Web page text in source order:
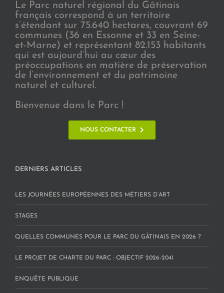
Le Parc naturel régional du Gâtinais
français correspond à un territoire
s’étendant sur 75.640 hectares, couvrant 69
communes (36 en Essonne et 33 en Seine-
et-Marne) et représentant 82.153 habitants
qui est aujourd’hui au cœur des
préoccupations en matière de préservation
de l’environnement et du patrimoine
naturel et culturel.
Bienvenue dans le Parc !
NOUS CONTACTER
DERNIERS ARTICLES
LES JOURNÉES EUROPÉENNES DES MÉTIERS D’ART
STAGES
QUELLES COMMUNES POUR LE PARC DU GÂTINAIS EN 2026 ?
LE PROJET DE CHARTE DU PARC : OBJECTIF 2026-2041
ENQUÊTE PUBLIQUE